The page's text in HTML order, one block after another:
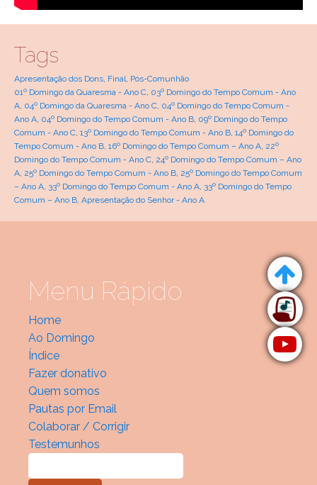
Tags
Apresentação dos Dons Final Pós-Comunhão
01º Domingo da Quaresma - Ano C 03º Domingo do Tempo Comum - Ano
A 04º Domingo da Quaresma - Ano C 04º Domingo do Tempo Comum -
Ano A 04º Domingo do Tempo Comum - Ano B 09º Domingo do Tempo
Comum - Ano C 13º Domingo do Tempo Comum - Ano B 14º Domingo do
Tempo Comum - Ano B 16º Domingo do Tempo Comum – Ano A 22º
Domingo do Tempo Comum - Ano C 24º Domingo do Tempo Comum – Ano
A 25º Domingo do Tempo Comum - Ano B 25º Domingo do Tempo Comum
– Ano A 33º Domingo do Tempo Comum - Ano A 33º Domingo do Tempo
Comum – Ano B Apresentação do Senhor - Ano A
Menu Rápido
Home
Ao Domingo
Índice
Fazer donativo
Quem somos
Pautas por Email
Colaborar / Corrigir
Testemunhos